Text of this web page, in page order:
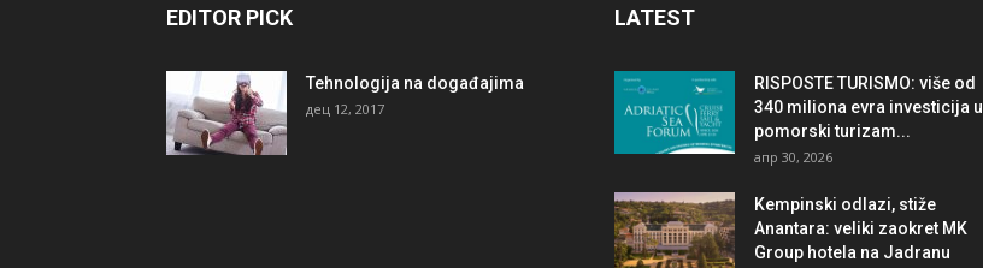
EDITOR PICK
Tehnologija na događajima
дец 12, 2017
LATEST
RISPOSTE TURISMO: više od
340 miliona evra investicija u
pomorski turizam...
апр 30, 2026
Kempinski odlazi, stiže
Anantara: veliki zaokret MK
Group hotela na Jadranu